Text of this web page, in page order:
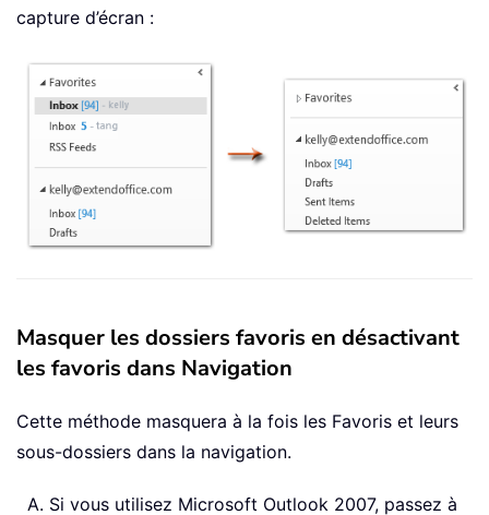
capture d’écran :
Masquer les dossiers favoris en désactivant
les favoris dans Navigation
Cette méthode masquera à la fois les Favoris et leurs
sous-dossiers dans la navigation.
Si vous utilisez Microsoft Outlook 2007, passez à